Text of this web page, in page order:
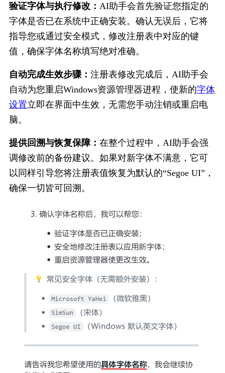
验证字体与执行修改： AI助手会首先验证您指定的
字体是否已在系统中正确安装。确认无误后，它将
指导您或通过安全模式，修改注册表中对应的键
值，确保字体名称填写绝对准确。
自动完成生效步骤： 注册表修改完成后，AI助手会
自动为您重启Windows资源管理器进程，使新的字体
设置立即在界面中生效，无需您手动注销或重启电
脑。
提供回溯与恢复保障： 在整个过程中，AI助手会强
调修改前的备份建议。如果对新字体不满意，它可
以同样引导您将注册表值恢复为默认的“Segoe UI”，
确保一切皆可回溯。